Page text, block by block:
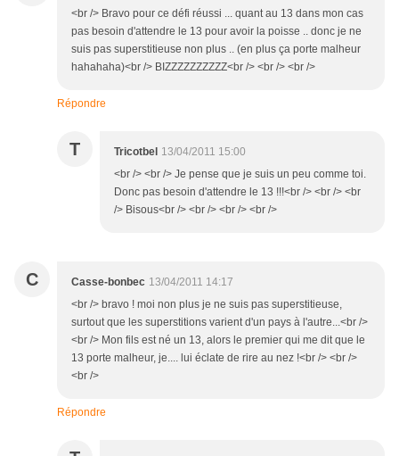
<br /> Bravo pour ce défi réussi ... quant au 13 dans mon cas
pas besoin d'attendre le 13 pour avoir la poisse .. donc je ne
suis pas superstitieuse non plus .. (en plus ça porte malheur
hahahaha)<br /> BIZZZZZZZZZZ<br /> <br /> <br />
Répondre
T Tricotbel 13/04/2011 15:00
<br /> <br /> Je pense que je suis un peu comme toi.
Donc pas besoin d'attendre le 13 !!!<br /> <br /> <br
/> Bisous<br /> <br /> <br /> <br />
C Casse-bonbec 13/04/2011 14:17
<br /> bravo ! moi non plus je ne suis pas superstitieuse,
surtout que les superstitions varient d'un pays à l'autre...<br />
<br /> Mon fils est né un 13, alors le premier qui me dit que le
13 porte malheur, je.... lui éclate de rire au nez !<br /> <br />
<br />
Répondre